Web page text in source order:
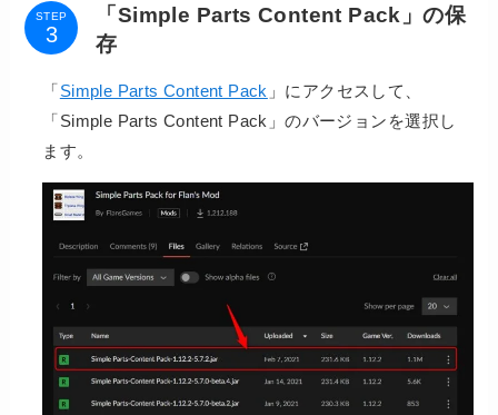
STEP
「Simple Parts Content Pack」の保
存
「Simple Parts Content Pack 」にアクセスして、
「Simple Parts Content Pack」のバージョンを選択し
ます。